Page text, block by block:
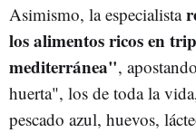
Asimismo, la especialista
los alimentos ricos en
mediterránea",
huerta", los de toda la
pescado azul, huevos,